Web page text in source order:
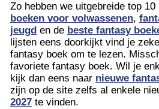
Zo hebben we uitgebreide top
boeken voor volwassenen,
jeugd en de beste fantasy
lijsten eens doorkijkt vind je
fantasy boek om te lezen.
favoriete fantasy boek. Wil je
kijk dan eens naar nieuwe
zijn op de site zelfs al enkele
2027 te vinden.